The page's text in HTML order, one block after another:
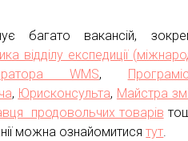
багато вакансій,
відділу експедиції
WMS,
, Юрисконсульта, Майстра
продовольчих товарів
можна ознайомитисятут.